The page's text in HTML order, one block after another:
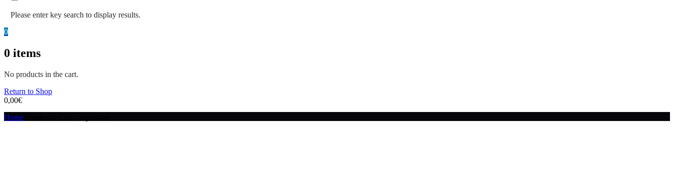
Please enter key search to display results.
0
0 items
No products in the cart.
Return to Shop
0,00€
Home